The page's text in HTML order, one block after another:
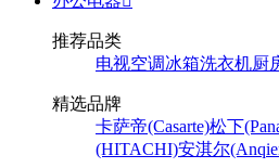
推荐品类
电视空调冰箱洗衣机厨
精选品牌
卡萨帝(Casarte)松下
(HITACHI)安淇尔